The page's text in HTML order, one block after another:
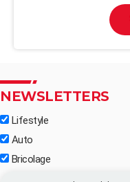
NEWSLETTERS
Lifestyle
Auto
Bricolage